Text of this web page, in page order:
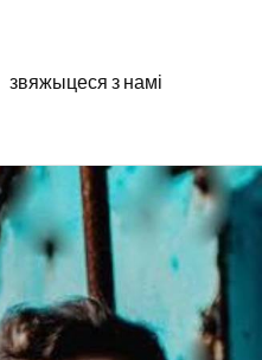
звяжыцеся з намі